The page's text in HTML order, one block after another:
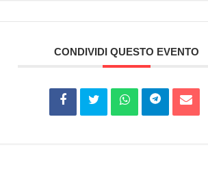
CONDIVIDI QUESTO EVENTO